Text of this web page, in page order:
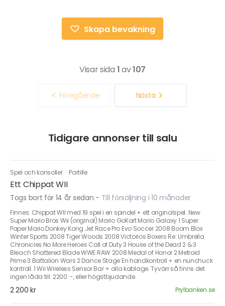
Skapa bevakning
Visar sida 1av107
Föregående Nästa
Tidigare annonser till salu
Spel och konsoller · Partille
Ett Chippat WII
Togs bort för 14 år sedan - Till försäljning i 10 månader
Finnes: Chippat WII med 19 spel i en spindel + ett originalspel. New
Super Mario Bros Wii (original) Mario GoKart Mario Galaxy 1 Super
Paper Mario Donkey Kong Jet Race Pro Evo Soccer 2008 Boom Blox
Winter Sports 2008 Tiger Woods 2008 Victorios Boxers Re: Umbrella
Chronicles No More Heroes Call of Duty 3 House of the Dead 2 & 3
Bleach Shattered Blade WWE RAW 2008 Medal of Honor 2 Metroid
Prime 3 Battalion Wars 2 Dance Stage En handkontroll + en nunchuck
kontroll. 1 Wii Wireless Sensor Bar + alla kablage. Tyvärr så finns det
ingen låda till. 2200: -, eller högstbjudande.
2 200 kr Prylbanken.se